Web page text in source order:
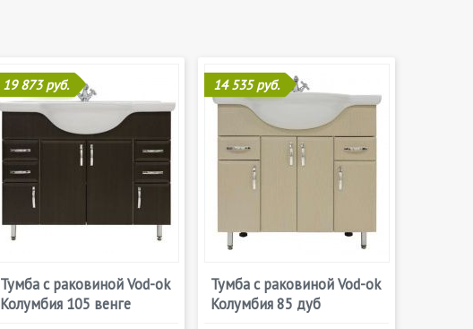
19 873 руб.
Тумба с раковиной Vod-ok
Колумбия 105 венге
14 535 руб.
Тумба с раковиной Vod-ok
Колумбия 85 дуб